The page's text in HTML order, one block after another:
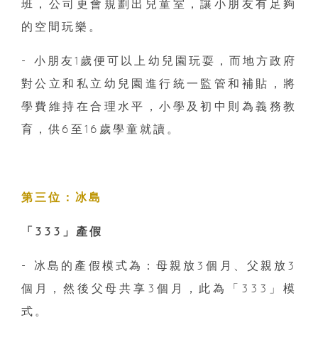
班，公司更會規劃出兒童室，讓小朋友有足夠
的空間玩樂。
- 小朋友1歲便可以上幼兒園玩耍，而地方政府
對公立和私立幼兒園進行統一監管和補貼，將
學費維持在合理水平，小學及初中則為義務教
育，供6至16歲學童就讀。
第三位：冰島
「333」產假
- 冰島的產假模式為：母親放3個月、父親放3
個月，然後父母共享3個月，此為「333」模
式。